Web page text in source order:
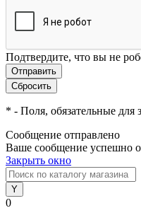
Подтвердите, что вы не
* - Поля, обязательные для
Сообщение отправлено
Ваше сообщение успешно
Закрыть окно
0